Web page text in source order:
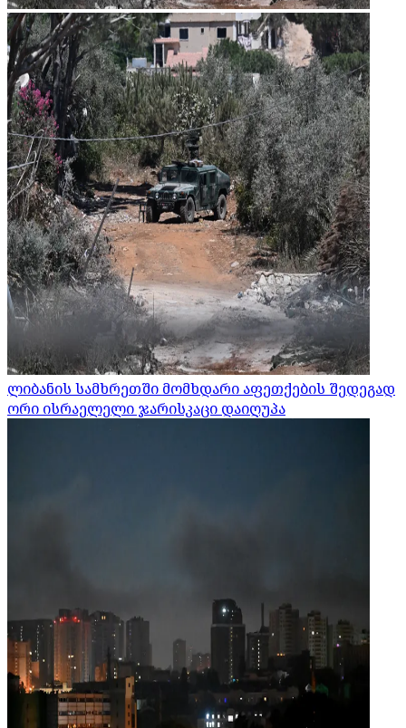
ლიბანის სამხრეთში მომხდარი აფეთქების შედეგად
ორი ისრაელელი ჯარისკაცი დაიღუპა